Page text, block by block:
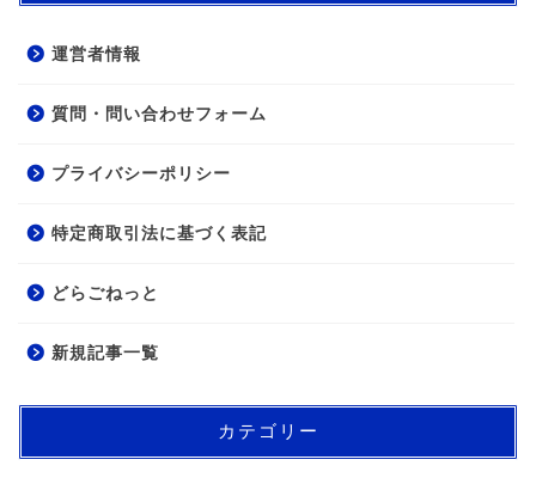
運営者情報
質問・問い合わせフォーム
プライバシーポリシー
特定商取引法に基づく表記
どらごねっと
新規記事一覧
カテゴリー